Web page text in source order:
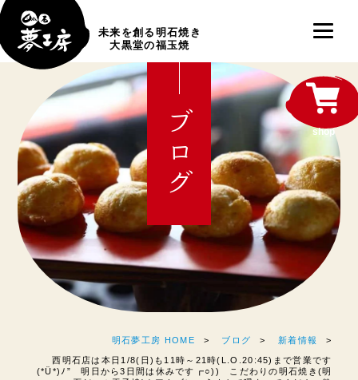
未来を創る明石焼き
大黒堂の福玉焼
ブログ
明石夢工房 HOME ブログ 新着情報
西明石店は本日1/8(日)も11時～21時(L.O.20:45)まで営業です
(*Ü*)ﾉ” 明日から3日間は休みです┏○)) こだわりの明石焼き(明
shop